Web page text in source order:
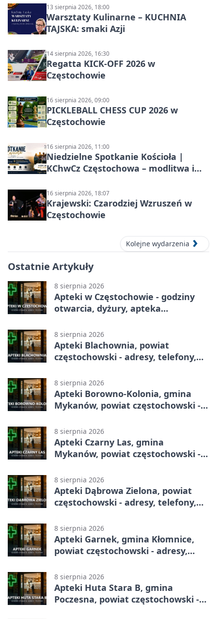
13 sierpnia 2026, 18:00
Warsztaty Kulinarne – KUCHNIA
TAJSKA: smaki Azji
14 sierpnia 2026, 16:30
Regatta KICK-OFF 2026 w
Częstochowie
16 sierpnia 2026, 09:00
PICKLEBALL CHESS CUP 2026 w
Częstochowie
16 sierpnia 2026, 11:00
Niedzielne Spotkanie Kościoła |
KChwCz Częstochowa – modlitwa i
16 sierpnia 2026, 18:07
Krajewski: Czarodziej Wzruszeń w
Częstochowie
Kolejne wydarzenia
Ostatnie Artykuły
8 sierpnia 2026
Apteki w Częstochowie - godziny
otwarcia, dyżury, apteka
8 sierpnia 2026
Apteki Blachownia, powiat
częstochowski - adresy, telefony,
8 sierpnia 2026
Apteki Borowno-Kolonia, gmina
Mykanów, powiat częstochowski -
8 sierpnia 2026
Apteki Czarny Las, gmina
Mykanów, powiat częstochowski -
8 sierpnia 2026
Apteki Dąbrowa Zielona, powiat
częstochowski - adresy, telefony,
8 sierpnia 2026
Apteki Garnek, gmina Kłomnice,
powiat częstochowski - adresy,
8 sierpnia 2026
Apteki Huta Stara B, gmina
Poczesna, powiat częstochowski -